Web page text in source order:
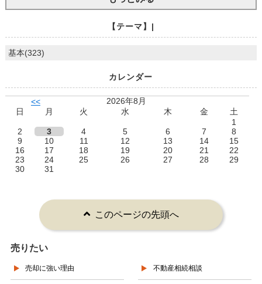
【テーマ】|
基本(323)
カレンダー
<<
2026年8月
日
月 火 水 木 金
土
1
2
3 4 5 6 7
8
9
10 11 12 13 14
15
16
17 18 19 20 21
22
23
24 25 26 27 28
29
30
31
このページの先頭へ
売りたい
売却に強い理由 不動産相続相談